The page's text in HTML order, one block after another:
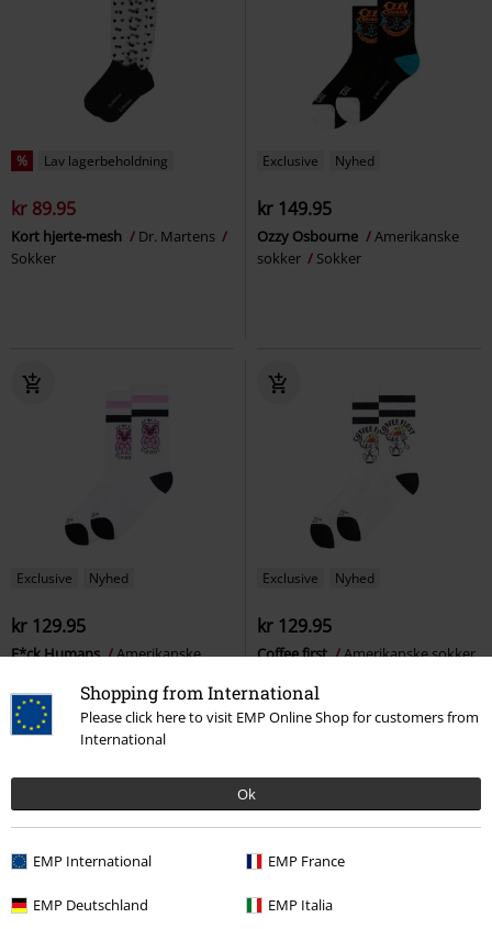
Shopping from International
Please click here to visit EMP Online Shop for customers from
International
Ok
EMP International EMP France
EMP Deutschland EMP Italia
% Lav lagerbeholdning
kr 89.95
Kort hjerte-mesh
Dr. Martens
Sokker
Exclusive Nyhed
kr 149.95
Ozzy Osbourne
Amerikanske
sokker
Sokker
Exclusive Nyhed
kr 129.95
F*ck Humans
Amerikanske
Exclusive Nyhed
kr 129.95
Coffee first
Amerikanske sokker